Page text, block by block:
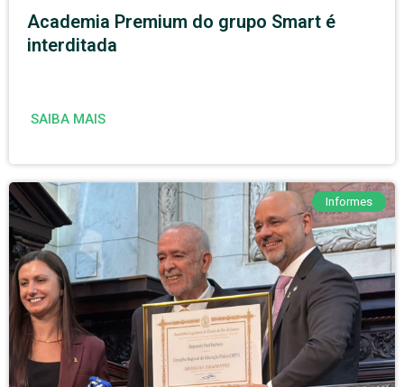
Academia Premium do grupo Smart é
interditada
SAIBA MAIS
Informes